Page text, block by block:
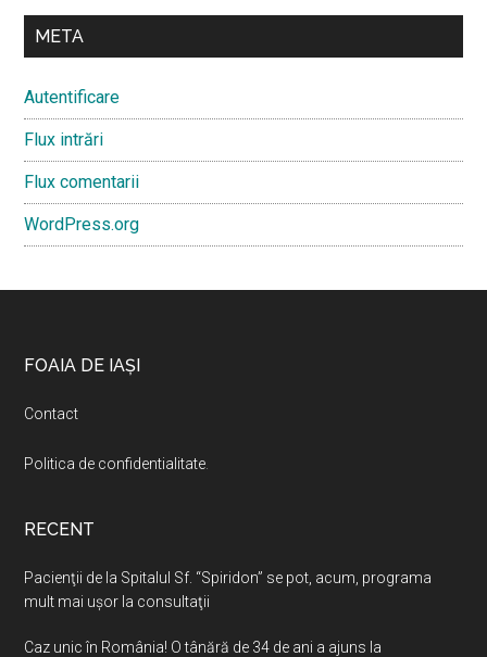
META
Autentificare
Flux intrări
Flux comentarii
WordPress.org
Footer
FOAIA DE IAȘI
Contact
Politica de confidentialitate
RECENT
Pacienţii de la Spitalul Sf. “Spiridon” se pot, acum, programa
mult mai uşor la consultaţii
Caz unic în România! O tânără de 34 de ani a ajuns la